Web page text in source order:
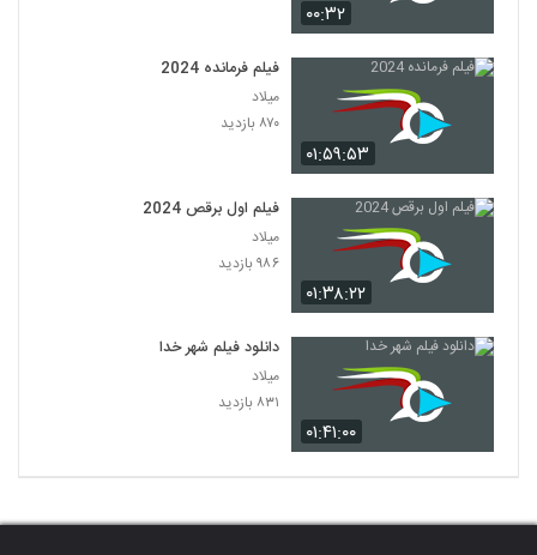
۰۰:۳۲
۰۱:۵۹:۵۳
فیلم فرمانده 2024
میلاد
۸۷۰ بازدید
۰۱:۳۸:۲۲
فیلم اول برقص 2024
میلاد
۹۸۶ بازدید
۰۱:۴۱:۰۰
دانلود فیلم شهر خدا
میلاد
۸۳۱ بازدید